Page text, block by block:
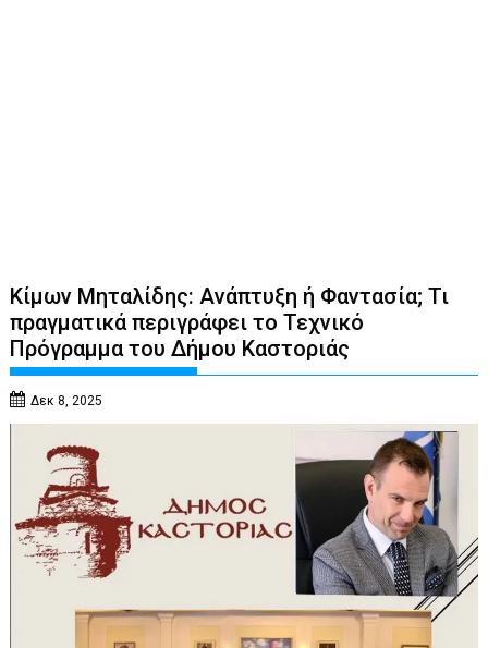
Κίμων Μηταλίδης: Ανάπτυξη ή Φαντασία; Τι
πραγματικά περιγράφει το Τεχνικό
Πρόγραμμα του Δήμου Καστοριάς
Δεκ 8, 2025